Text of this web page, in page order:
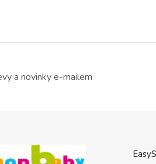
a novinky e-mailem